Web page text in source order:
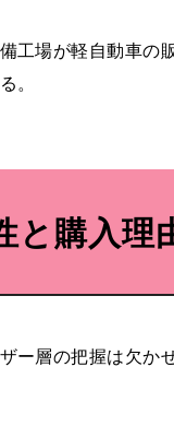
工場が軽自動車の
。
と購入理
ー層の把握は欠か